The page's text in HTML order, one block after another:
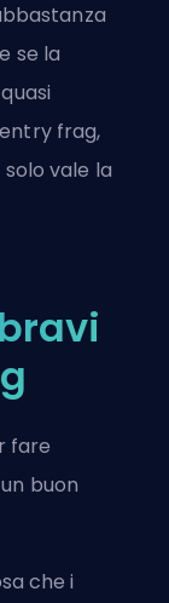
se la
frag,
vale la
fare
buon
che i